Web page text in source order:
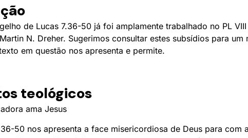
de Lucas 7.36-50 já foi amplamente trabalhado no PL
N. Dreher. Sugerimos consultar estes subsídios para
em questão nos apresenta e permite.
teológicos
ama Jesus
50 nos apresenta a face misericordiosa de Deus para com